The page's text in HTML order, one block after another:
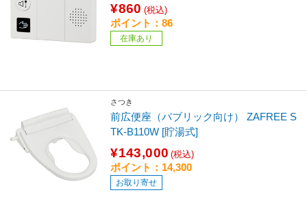
¥860 (税込)
ポイント：86
在庫あり
さつき
前広便座（パブリック向け） ZAFREE S
TK-B110W [貯湯式]
¥143,000 (税込)
ポイント：14,300
お取り寄せ